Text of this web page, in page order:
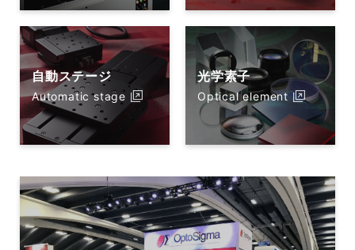
自動ステージ
Automatic stage
光学素子
Optical element